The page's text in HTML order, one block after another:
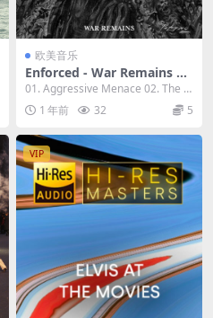
欧美音乐
Enforced - War Remains 20
23 [24bit/48kHz] [Hi-Res Fl
ac 477MB]
01. Aggressive Menace 02. The Q
uickening...
1 年前 32 5
VIP